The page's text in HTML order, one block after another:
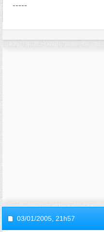
-----
03/01/2005, 21h57